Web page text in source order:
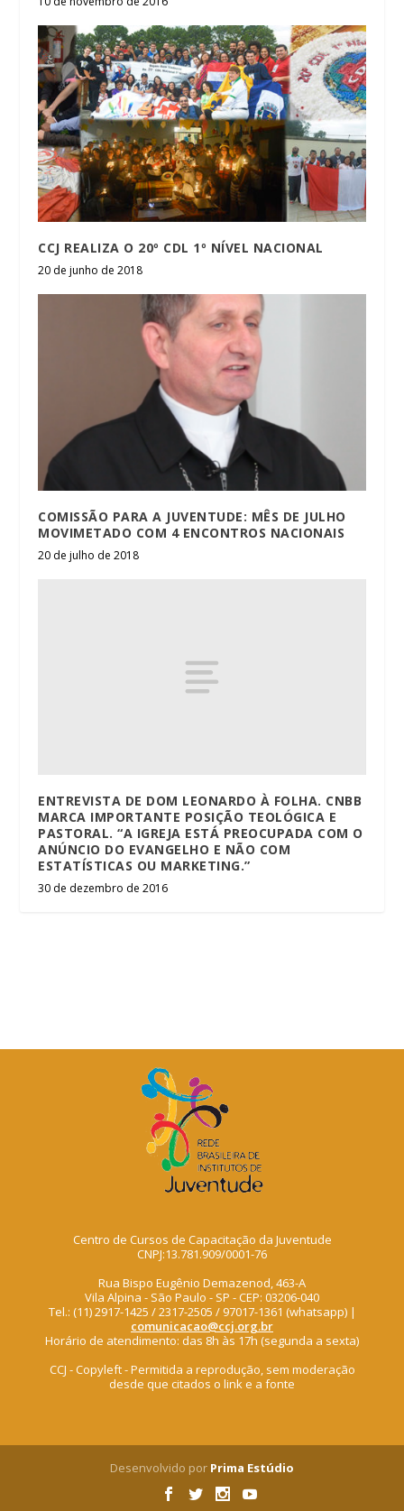
CCJ REALIZA O 20º CDL 1º NÍVEL NACIONAL
20 de junho de 2018
COMISSÃO PARA A JUVENTUDE: MÊS DE JULHO
MOVIMETADO COM 4 ENCONTROS NACIONAIS
20 de julho de 2018
ENTREVISTA DE DOM LEONARDO À FOLHA. CNBB
MARCA IMPORTANTE POSIÇÃO TEOLÓGICA E
PASTORAL. “A IGREJA ESTÁ PREOCUPADA COM O
ANÚNCIO DO EVANGELHO E NÃO COM
ESTATÍSTICAS OU MARKETING.”
30 de dezembro de 2016
Centro de Cursos de Capacitação da Juventude
CNPJ:13.781.909/0001-76
Rua Bispo Eugênio Demazenod, 463-A
Vila Alpina - São Paulo - SP - CEP: 03206-040
Tel.: (11) 2917-1425 / 2317-2505 / 97017-1361 (whatsapp) |
comunicacao@ccj.org.br
Horário de atendimento: das 8h às 17h (segunda a sexta)
CCJ - Copyleft - Permitida a reprodução, sem moderação
desde que citados o link e a fonte
Desenvolvido por Prima Estúdio